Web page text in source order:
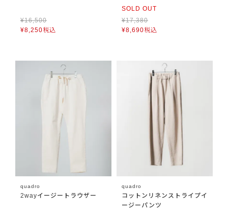
¥16,500
¥8,250税込
SOLD OUT
¥17,380
¥8,690税込
quadro
2wayイージートラウザー
quadro
コットンリネンストライプイ
ージーパンツ